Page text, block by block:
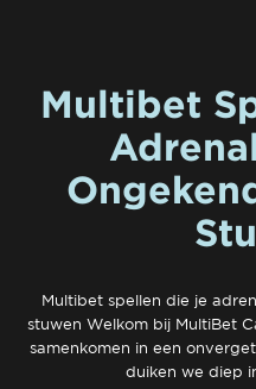
Multibet
Multibet spellen die je
stuwen Welkom bij MultiBet
samenkomen in een
duiken we diep